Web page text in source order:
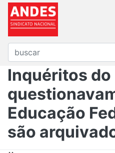
Inquéritos do
Educação
são